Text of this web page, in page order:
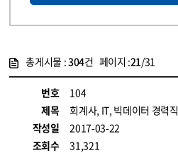
총게시물 :304건 페이지 :21/31
번호
104
제목
회계사, IT, 빅데이터 경력
작성일
2017-03-22
조회수
31,321